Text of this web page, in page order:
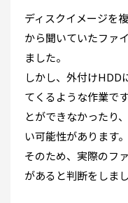
ディスクイメージを
から聞いていたファ
ました。
しかし、外付けHDD
てくるような作業で
とができなかったり
い可能性があります。
そのため、実際のフ
があると判断をしま